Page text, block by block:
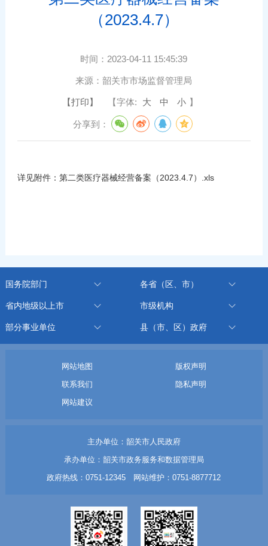
（2023.4.7）
时间： 2023-04-11 15:45:39
来源：韶关市市场监督管理局
【打印】 【字体: 大 中 小 】
分享到：
详见附件： 第二类医疗器械经营备案（2023.4.7）.xls
国务院部门 各省（区、市）
省内地级以上市 市级机构
部分事业单位 县（市、区）政府
网站地图
版权声明
联系我们
隐私声明
网站建议
主办单位：韶关市人民政府
承办单位：韶关市政务服务和数据管理局
政府热线：0751-12345 网站维护：0751-8877712